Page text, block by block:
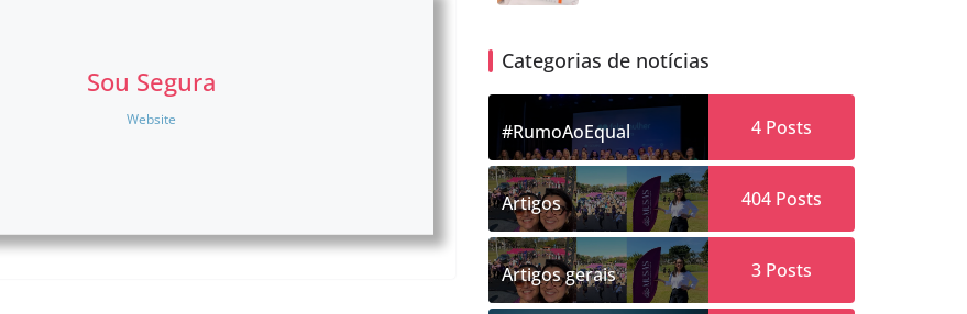
Sou Segura
Website
Categorias de notícias
#RumoAoEqual 4Posts
Artigos 404Posts
Artigos gerais 3Posts